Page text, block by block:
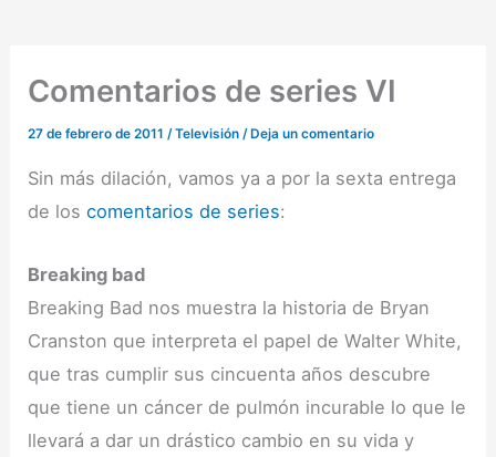
Comentarios de series VI
27 de febrero de 2011/Televisión / Deja un comentario
Sin más dilación, vamos ya a por la sexta entrega
de loscomentarios de series:
Breaking bad
Breaking Bad nos muestra la historia de Bryan
Cranston que interpreta el papel de Walter White,
que tras cumplir sus cincuenta años descubre
que tiene un cáncer de pulmón incurable lo que le
llevará a dar un drástico cambio en su vida y